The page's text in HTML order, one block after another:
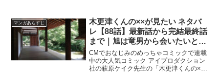
マンガあらすじ
木更津くんの××が見たい ネタバ
レ【88話】最新話から完結最終話
まで｜旭は竜男から会いたいと言
われた言葉が脳裏に浮かび
CMでおなじみのめっちゃコミックで連載
中の大人気コミック アイプロダクション
社の萩原ケイク先生の「木更津くんの××